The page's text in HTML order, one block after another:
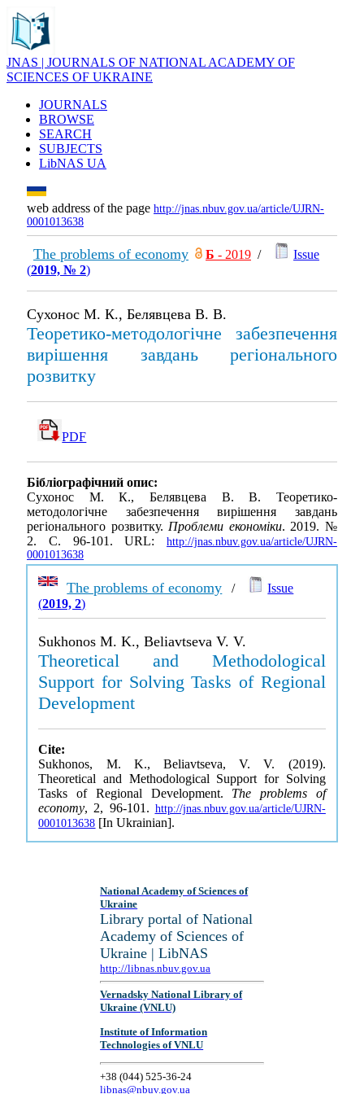
JNAS | JOURNALS OF NATIONAL ACADEMY OF
SCIENCES OF UKRAINE
JOURNALS
BROWSE
SEARCH
SUBJECTS
LibNAS UA
web address of the page http://jnas.nbuv.gov.ua/article/UJRN-
0001013638
The problems of economy Б - 2019 /
Issue
(2019, № 2)
Сухонос М. К., Белявцева В. В.
Теоретико-методологічне забезпечення
вирішення завдань регіонального
розвитку
PDF
Бібліографічний опис:
Сухонос М. К., Белявцева В. В. Теоретико-
методологічне забезпечення вирішення завдань
регіонального розвитку.Проблеми економіки. 2019. №
2. С. 96-101. URL: http://jnas.nbuv.gov.ua/article/UJRN-
0001013638
The problems of economy /
Issue
(2019, 2)
Sukhonos M. K., Beliavtseva V. V.
Theoretical and Methodological
Support for Solving Tasks of Regional
Development
Cite:
Sukhonos, M. K., Beliavtseva, V. V. (2019).
Theoretical and Methodological Support for Solving
Tasks of Regional Development. The problems of
economy, 2, 96-101. http://jnas.nbuv.gov.ua/article/UJRN-
0001013638 [In Ukrainian].
National Academy of Sciences of
Ukraine
Library portal of National
Academy of Sciences of
Ukraine | LibNAS
http://libnas.nbuv.gov.ua
Vernadsky National Library of
Ukraine (VNLU)
Institute of Information
Technologies of VNLU
+38 (044) 525-36-24
libnas@nbuv.gov.ua